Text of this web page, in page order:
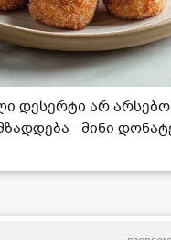
დესერტი არ
- მინი